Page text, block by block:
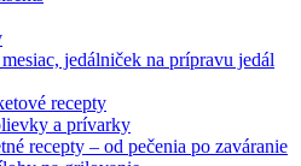
jedálniček na prípravu jedál
recepty
a prívarky
recepty – od pečenia po zaváranie